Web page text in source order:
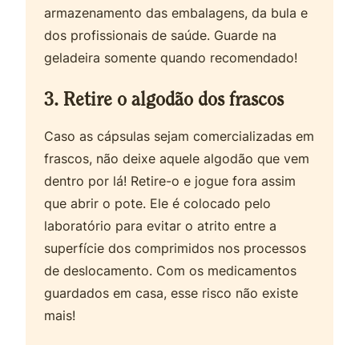
armazenamento das embalagens, da bula e
dos profissionais de saúde. Guarde na
geladeira somente quando recomendado!
3. Retire o algodão dos frascos
Caso as cápsulas sejam comercializadas em
frascos, não deixe aquele algodão que vem
dentro por lá! Retire-o e jogue fora assim
que abrir o pote. Ele é colocado pelo
laboratório para evitar o atrito entre a
superfície dos comprimidos nos processos
de deslocamento. Com os medicamentos
guardados em casa, esse risco não existe
mais!